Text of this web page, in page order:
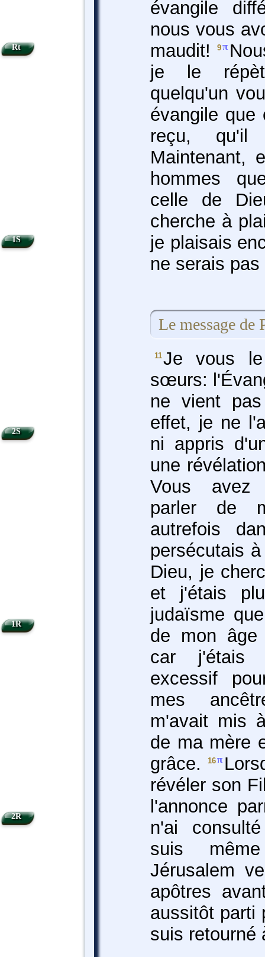
évangile
nous vous
maudit!
9π
je le
quelqu'un
évangile que
reçu,
Maintenant,
hommes
celle de
cherche à
je plaisais
ne serais
Le message de
11Je vous
sœurs:
ne vient
effet, je ne
ni appris
une
Vous avez
parler de
autrefois
persécutais
Dieu, je
et j'étais
judaïsme
de mon âge
car j'étais
excessif
mes
m'avait mis
de ma mère
grâce.
16π
révéler son
l'annonce
n'ai
suis
Jérusalem
apôtres
aussitôt parti
suis retourné
Rt
1S
2S
1R
2R